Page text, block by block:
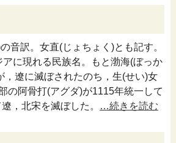
音訳。女直(じょちょく)とも記す。
に現れる民族名。もと渤海(ぼっか
，遼に滅ぼされたのち，生(せい)女
の阿骨打(アグダ)が1115年統一して
，北宋を滅ぼした。
…続きを読む